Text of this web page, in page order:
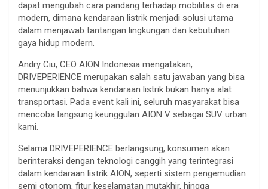
dapat mengubah cara pandang terhadap mobilitas di era
modern, dimana kendaraan listrik menjadi solusi utama
dalam menjawab tantangan lingkungan dan kebutuhan
gaya hidup modern.
Andry Ciu, CEO AION Indonesia mengatakan,
DRIVEPERIENCE merupakan salah satu jawaban yang bisa
menunjukkan bahwa kendaraan listrik bukan hanya alat
transportasi. Pada event kali ini, seluruh masyarakat bisa
mencoba langsung keunggulan AION V sebagai SUV urban
kami.
Selama DRIVEPERIENCE berlangsung, konsumen akan
berinteraksi dengan teknologi canggih yang terintegrasi
dalam kendaraan listrik AION, seperti sistem pengemudian
semi otonom, fitur keselamatan mutakhir, hingga